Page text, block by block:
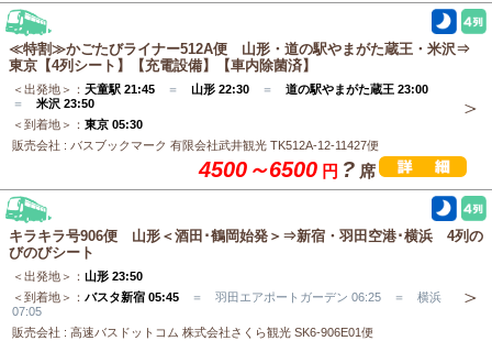
≪特割≫かごたびライナー512A便 山形・道の駅やまがた蔵王・米沢⇒
東京【4列シート】【充電設備】【車内除菌済】
＜出発地＞： 天童駅 21:45 ＝ 山形 22:30 ＝ 道の駅やまがた蔵王 23:00
＝ 米沢 23:50
＜到着地＞： 東京 05:30
販売会社 : バスブックマーク 有限会社武井観光 TK512A-12-11427便
4500～6500 円 ? 席
キラキラ号906便 山形＜酒田･鶴岡始発＞⇒新宿・羽田空港･横浜 4列の
びのびシート
＜出発地＞： 山形 23:50
＜到着地＞： バスタ新宿 05:45 ＝ 羽田エアポートガーデン 06:25 ＝ 横浜
07:05
販売会社 : 高速バスドットコム 株式会社さくら観光 SK6-906E01便